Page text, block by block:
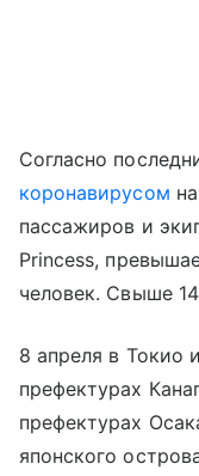
Согласно
коронавирусом
пассажиров и
Princess,
человек. Свыше
8 апреля в Токио
префектурах
префектурах
японского